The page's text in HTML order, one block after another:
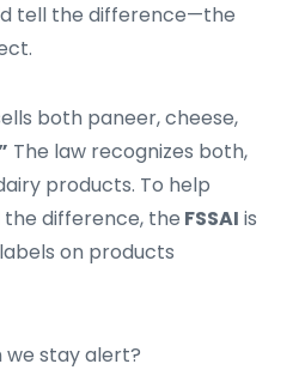
tell the difference—the
both paneer, cheese,
The law recognizes both,
products. To help
difference, the FSSAI is
on products
we stay alert?